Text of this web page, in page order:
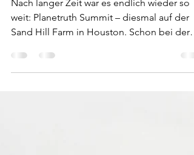
Planetruth Summit 2024:
Wissen, Austausch und
spannende Geschichten